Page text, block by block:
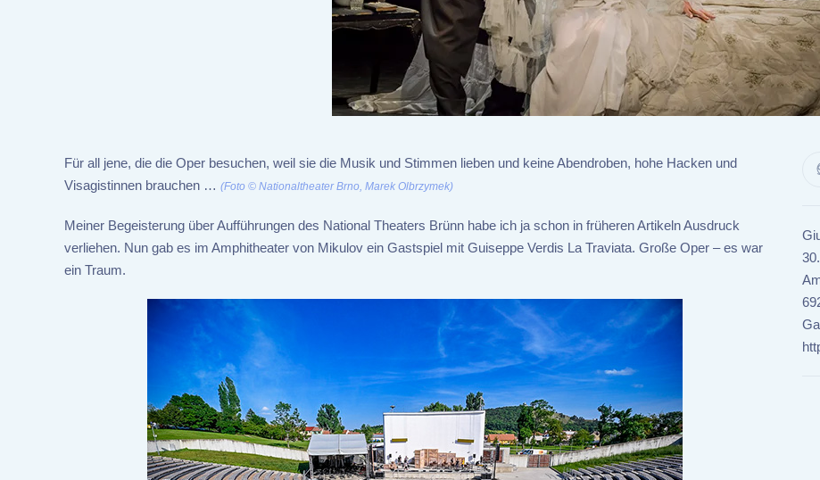
Für all jene, die die Oper besuchen, weil sie die Musik und Stimmen lieben und keine Abendroben, hohe Hacken und
Visagistinnen brauchen … (Foto © Nationaltheater Brno, Marek Olbrzymek)
Meiner Begeisterung über Aufführungen des National Theaters Brünn habe ich ja schon in früheren Artikeln Ausdruck
verliehen. Nun gab es im Amphitheater von Mikulov ein Gastspiel mit Guiseppe Verdis La Traviata. Große Oper – es war
ein Traum.